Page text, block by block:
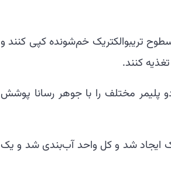
تریبوالکتریک خم‌شونده کپی کنند و
کنند.
محققان نوارهای ۱.۵ در ۳ اینچی از دو پلیمر مختلف را با جوهر رسانا پوشش
ایجاد شد و کل واحد آب‌بندی شد و یک